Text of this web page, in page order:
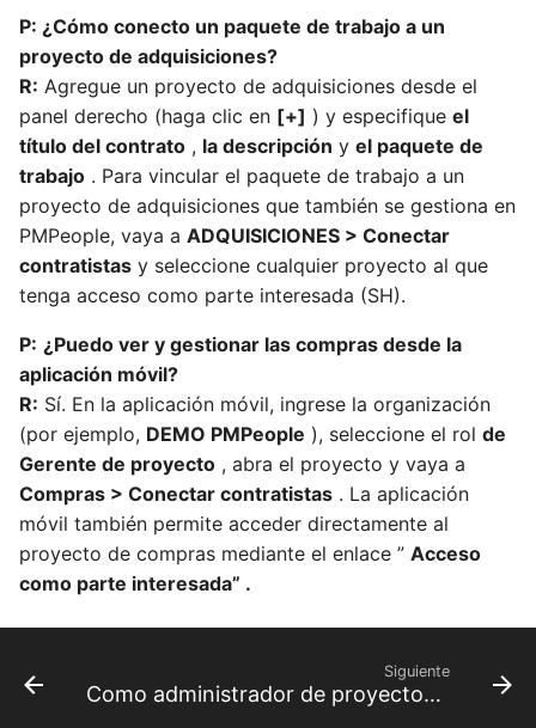
P: ¿Cómo conecto un paquete de trabajo a un
proyecto de adquisiciones?
R: Agregue un proyecto de adquisiciones desde el
panel derecho (haga clic en [+] ) y especifique el
título del contrato , la descripción y el paquete de
trabajo . Para vincular el paquete de trabajo a un
proyecto de adquisiciones que también se gestiona en
PMPeople, vaya a ADQUISICIONES > Conectar
contratistas y seleccione cualquier proyecto al que
tenga acceso como parte interesada (SH).
P: ¿Puedo ver y gestionar las compras desde la
aplicación móvil?
R: Sí. En la aplicación móvil, ingrese la organización
(por ejemplo, DEMO PMPeople ), seleccione el rol de
Gerente de proyecto , abra el proyecto y vaya a
Compras > Conectar contratistas . La aplicación
móvil también permite acceder directamente al
proyecto de compras mediante el enlace ” Acceso
como parte interesada” .
Siguiente
Como administrador de proyectos, puedo cargar la planificación desde Microsoft Project